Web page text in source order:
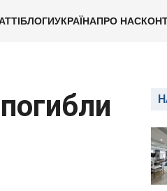
БЛОГИУКРАЇНАПРО НАС